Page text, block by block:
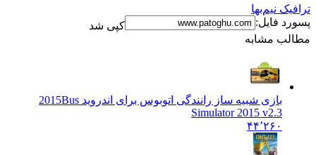
ترافیک نیم‌بها
پسورد فایل:
کپی شد
مطالب مشابه
بازی شبیه ساز رانندگی اتوبوس برای اندروید 2015 Bus
Simulator 2015 v2.3
۴۴٬۲۶۰